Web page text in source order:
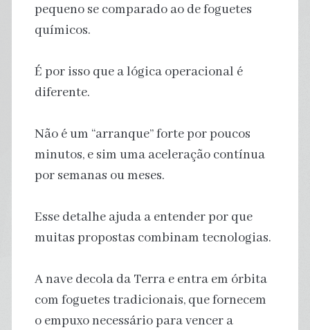
pequeno se comparado ao de foguetes
químicos.
É por isso que a lógica operacional é
diferente.
Não é um “arranque” forte por poucos
minutos, e sim uma aceleração contínua
por semanas ou meses.
Esse detalhe ajuda a entender por que
muitas propostas combinam tecnologias.
A nave decola da Terra e entra em órbita
com foguetes tradicionais, que fornecem
o empuxo necessário para vencer a